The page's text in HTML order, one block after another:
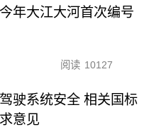
年大江大河首次编号
阅读 10127
驶系统安全 相关国标
意见